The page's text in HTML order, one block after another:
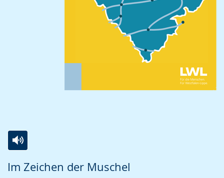
Im Zeichen der Muschel
Leichten
Audio-
Video